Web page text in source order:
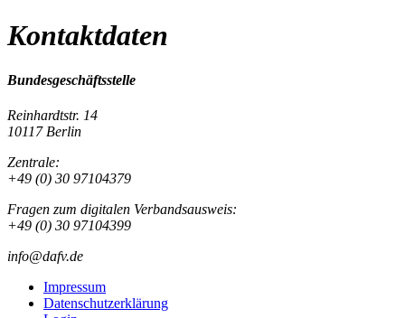
Kontaktdaten
Bundesgeschäftsstelle
Reinhardtstr. 14
10117 Berlin
Zentrale:
+49 (0) 30 97104379
Fragen zum digitalen Verbandsausweis:
+49 (0) 30 97104399
info@dafv.de
Impressum
Datenschutzerklärung